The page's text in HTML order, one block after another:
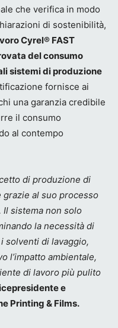
che verifica in modo
di sostenibilità,
Cyrel® FAST
del consumo
sistemi di produzione
fornisce ai
una garanzia credibile
il consumo
al contempo
di produzione di
al suo processo
sistema non solo
la necessità di
solventi di lavaggio,
l’impatto ambientale,
di lavoro più pulito
e
Printing & Films.